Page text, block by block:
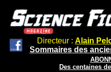
Directeur : Alain
Sommaires des
Des centaines